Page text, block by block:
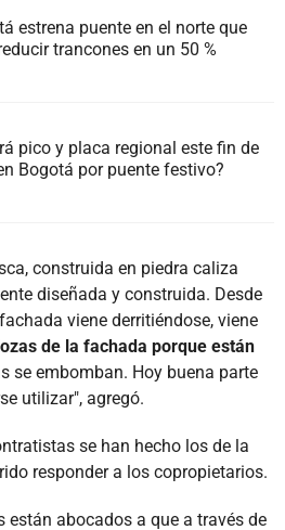
estrena puente en el norte que
trancones en un 50 %
pico y placa regional este fin de
Bogotá por puente festivo?
construida en piedra caliza
diseñada y construida. Desde
viene derritiéndose, viene
de la fachada porque están
se embomban. Hoy buena parte
utilizar", agregó.
se han hecho los de la
responder a los copropietarios.
están abocados a que a través de